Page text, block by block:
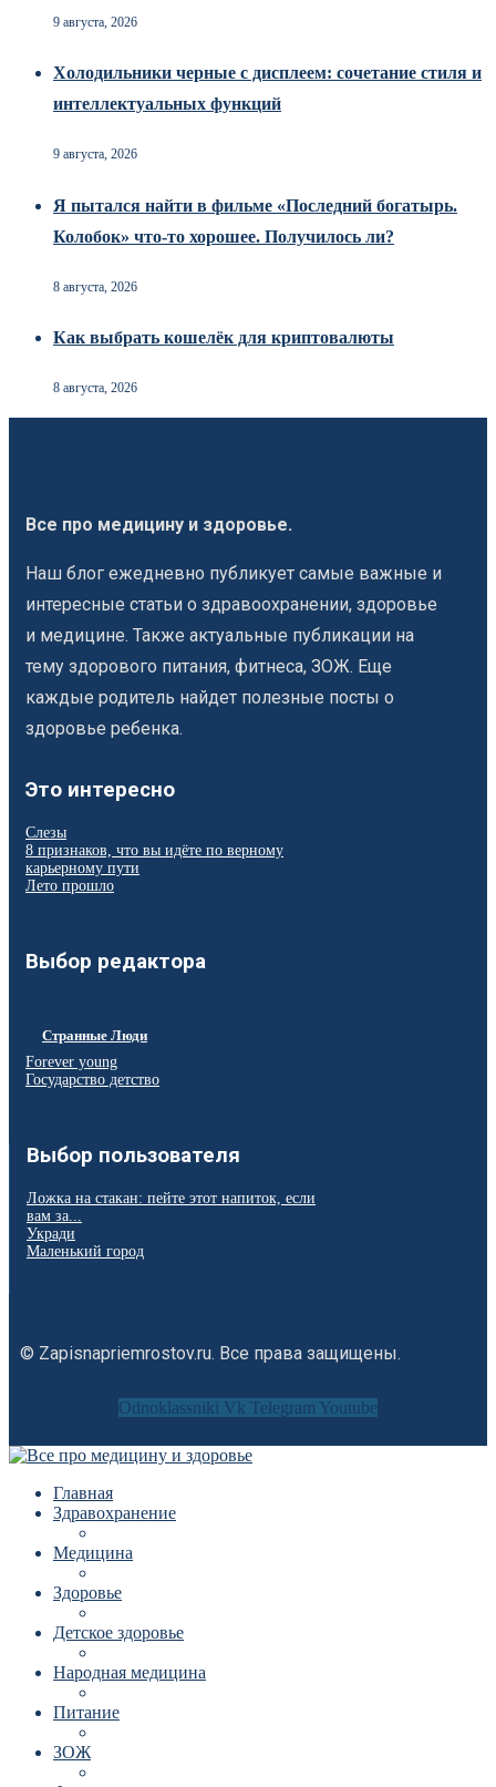
9 августа, 2026
Холодильники черные с дисплеем: сочетание стиля и
интеллектуальных функций
9 августа, 2026
Я пытался найти в фильме «Последний богатырь.
Колобок» что-то хорошее. Получилось ли?
8 августа, 2026
Как выбрать кошелёк для криптовалюты
8 августа, 2026
Все про медицину и здоровье.
Наш блог ежедневно публикует самые важные и
интересные статьи о здравоохранении, здоровье
и медицине. Также актуальные публикации на
тему здорового питания, фитнеса, ЗОЖ. Еще
каждые родитель найдет полезные посты о
здоровье ребенка.
Это интересно
Слезы
8 признаков, что вы идёте по верному
карьерному пути
Лето прошло
Выбор редактора
Странные Люди
Forever young
Государство детство
Выбор пользователя
Ложка на стакан: пейте этот напиток, если
вам за...
Укради
Маленький город
© Zapisnapriemrostov.ru. Все права защищены.
Odnoklassniki Vk Telegram Youtube
Главная
Здравохранение
Медицина
Здоровье
Детское здоровье
Народная медицина
Питание
ЗОЖ